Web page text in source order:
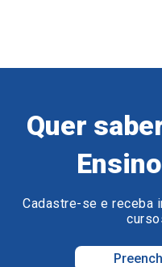
Quer
Cadastre-se e receba